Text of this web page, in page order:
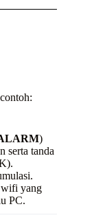
)
serta tanda
yang
PC.